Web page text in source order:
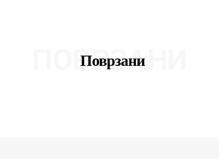
Поврзани
ПОВРЗАНИ